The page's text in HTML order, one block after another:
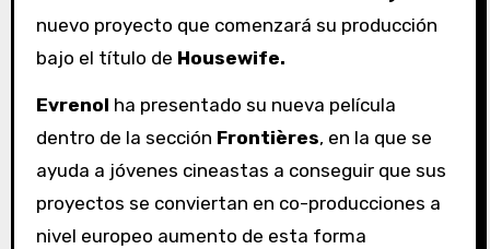
nuevo proyecto que comenzará su producción
bajo el título de Housewife.
Evrenol ha presentado su nueva película
dentro de la sección Frontières, en la que se
ayuda a jóvenes cineastas a conseguir que sus
proyectos se conviertan en co-producciones a
nivel europeo aumento de esta forma